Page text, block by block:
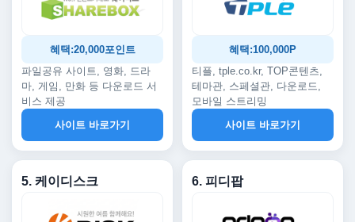
혜택:20,000포인트
파일공유 사이트, 영화, 드라
마, 게임, 만화 등 다운로드 서
비스 제공
사이트 바로가기
혜택:100,000P
티플, tple.co.kr, TOP콘텐츠,
테마관, 스페셜관, 다운로드,
모바일 스트리밍
사이트 바로가기
5. 케이디스크 6. 피디팝